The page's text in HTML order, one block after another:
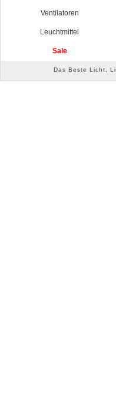
Ventilatoren
Leuchtmittel
Sale
Das Beste Licht,